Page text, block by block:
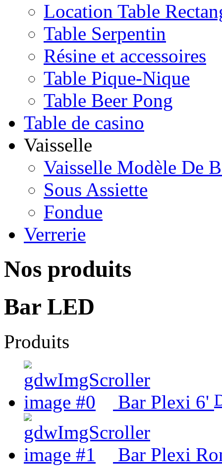
Location Table
Table Serpentin
Résine et accessoires
Table Pique-Nique
Table Beer Pong
Table de casino
Vaisselle
Vaisselle Modèle De
Sous Assiette
Fondue
Verrerie
Nos produits
Bar LED
Produits
Bar Plexi 6'
Bar Plexi